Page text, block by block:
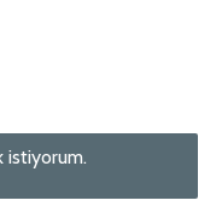
istiyorum.